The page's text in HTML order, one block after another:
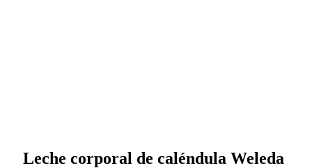
Leche corporal de caléndula Weleda